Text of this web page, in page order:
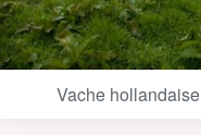
Vache